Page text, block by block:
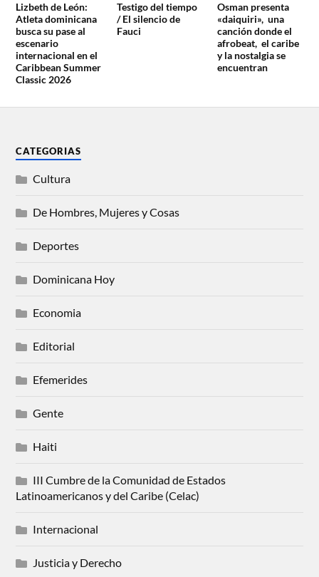
Lizbeth de León:
Atleta dominicana
busca su pase al
escenario
internacional en el
Caribbean Summer
Classic 2026
Testigo del tiempo
/ El silencio de
Fauci
Osman presenta
«daiquiri», una
canción donde el
afrobeat, el caribe
y la nostalgia se
encuentran
CATEGORIAS
Cultura
De Hombres, Mujeres y Cosas
Deportes
Dominicana Hoy
Economia
Editorial
Efemerides
Gente
Haiti
III Cumbre de la Comunidad de Estados
Latinoamericanos y del Caribe (Celac)
Internacional
Justicia y Derecho